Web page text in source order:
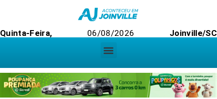
Quinta-Feira, 06/08/2026 Joinville/SC